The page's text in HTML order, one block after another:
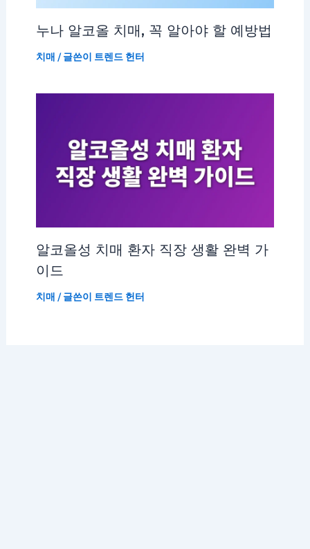
누나 알코올 치매, 꼭 알아야 할 예방법
치매 / 글쓴이 트렌드 헌터
알코올성 치매 환자 직장 생활 완벽 가
이드
치매 / 글쓴이 트렌드 헌터